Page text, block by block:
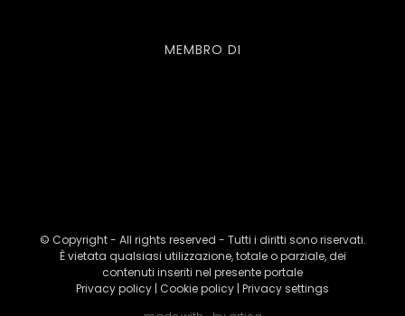
MEMBRO DI
© Copyright - All rights reserved - Tutti i diritti sono riservati.
È vietata qualsiasi utilizzazione, totale o parziale, dei
contenuti inseriti nel presente portale
Privacy policy | Cookie policy | Privacy settings